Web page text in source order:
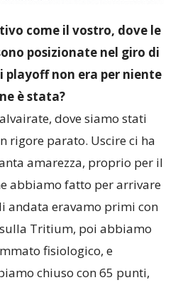
come il vostro, dove le
posizionate nel giro di
playoff non era per niente
è stata?
dove siamo stati
rigore parato. Uscire ci ha
amarezza, proprio per il
abbiamo fatto per arrivare
andata eravamo primi con
Tritium, poi abbiamo
fisiologico, e
chiuso con 65 punti,